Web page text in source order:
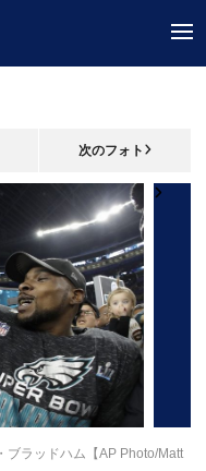
次のフォト
ブラッドハム【AP Photo/Matt